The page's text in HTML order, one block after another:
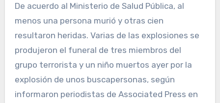
De acuerdo al Ministerio de Salud Pública, al
menos una persona murió y otras cien
resultaron heridas. Varias de las explosiones se
produjeron el funeral de tres miembros del
grupo terrorista y un niño muertos ayer por la
explosión de unos buscapersonas, según
informaron periodistas de Associated Press en